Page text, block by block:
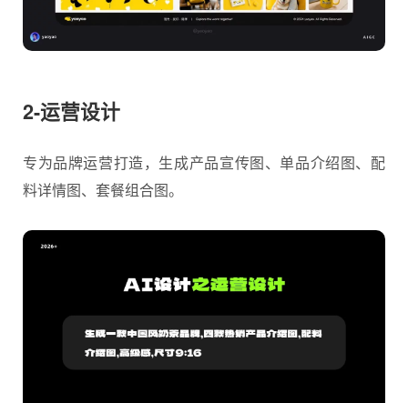
2-运营设计
专为品牌运营打造，生成产品宣传图、单品介绍图、配
料详情图、套餐组合图。